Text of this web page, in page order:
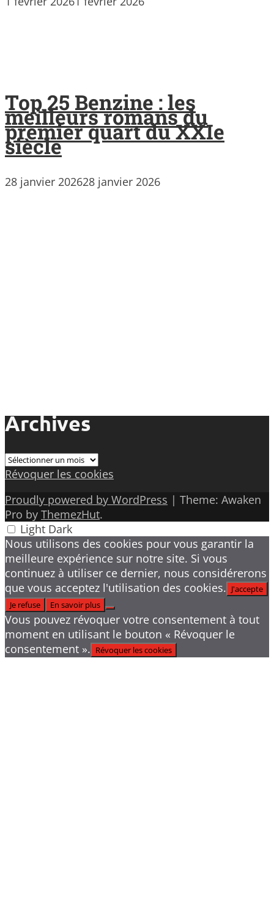
Top 25 Benzine : les
meilleurs romans du
premier quart du XXIe
siècle
28 janvier 202628 janvier 2026
Archives
Archives
Révoquer les cookies
Proudly powered by WordPress | Theme: Awaken
Pro by ThemezHut.
Light Dark
Nous utilisons des cookies pour vous garantir la
meilleure expérience sur notre site. Si vous
continuez à utiliser ce dernier, nous considérerons
que vous acceptez l'utilisation des cookies. J'accepte
Je refuse
En savoir plus
Vous pouvez révoquer votre consentement à tout
moment en utilisant le bouton « Révoquer le
consentement ». Révoquer les cookies